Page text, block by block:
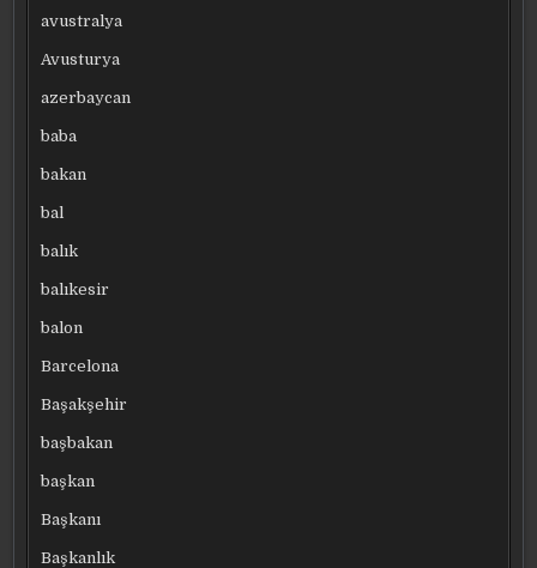
avustralya
Avusturya
azerbaycan
baba
bakan
bal
balık
balıkesir
balon
Barcelona
Başakşehir
başbakan
başkan
Başkanı
Başkanlık